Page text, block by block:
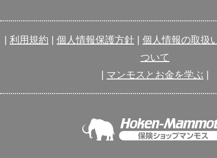
利用規約 個人情報保護方針
個人情報の取扱
ついて
マンモスとお金を学ぶ